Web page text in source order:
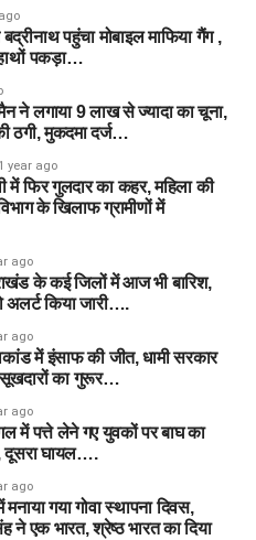
पहुंचा मोबाइल माफिया गैंग ,
पकड़ा…
ने लगाया 9 लाख से ज्यादा का चूना,
ठगी, मुकदमा दर्ज…
1 year ago
में फिर गुलदार का कहर, महिला की
के खिलाफ ग्रामीणों में
ago
के कई जिलों में आज भी बारिश,
अलर्ट किया जारी….
ago
में इंसाफ की जीत, धामी सरकार
का गुरूर…
ago
पत्ते लेने गए युवकों पर बाघ का
दूसरा घायल….
ago
गया गोवा स्थापना दिवस,
ने एक भारत, श्रेष्ठ भारत का दिया